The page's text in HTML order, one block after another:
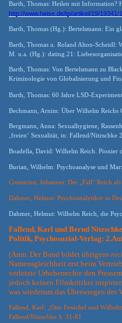
Barth, Thomas: Heilen mit Information?
http://www.heise.de/tp/artikel/19/19341/
Barth, Thomas (Hg.): Bertelsmann: Ein
Barth, Thomas u. Roland Alton-Scheidl:
M. u.a. (Hg.): dating.21:
Barth, Thomas: Von Bertelsmann zu
Kriminologie von Globalisierung und
Barth, Thomas: 60 Jahre LSD-
Bechmann, Arnim: Über Wilhelm
Bergmann, Anna: Sexualhygiene,
‚freien‘ Sexualität, in: Fallend/Nitzschke
Boadella, David: Wilhelm Reich. Pionier
Burian, Wilhelm: Psychoanalyse und
Cremerius, Johannes: Der „Fall“ Reich
Dahmer, Helmut: Psychoanalytiker in
Dahmer, Helmut: Wilhelm Reich, die
Fallend, Karl und Bernd
Politik, Psychosozial-Verlag:
(Anm. Der Band bildet übrigens
Namensgleichheit erst beim
verletzte Urheberrechte den
jedoch keinen Filmkritiker
was wiederum das Überwiegen der
Fallend, Karl: „Otto Fenichel und
Fallend/Nitzschke S. 31-81